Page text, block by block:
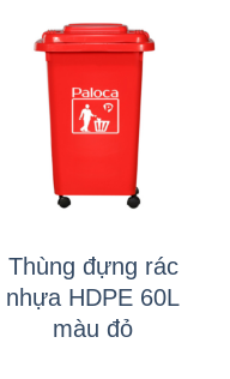
Thùng đựng rác
nhựa HDPE 60L
màu đỏ